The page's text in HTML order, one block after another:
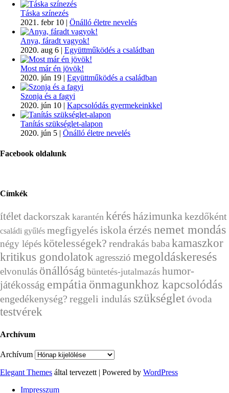
Táska színezés
2021. febr 10 | Önálló életre nevelés
Anya, fáradt vagyok!
2020. aug 6 | Együttműködés a családban
Most már én jövök!
2020. jún 19 | Együttműködés a családban
Szonja és a fagyi
2020. jún 10 | Kapcsolódás gyermekeinkkel
Tanítás szükséglet-alapon
2020. jún 5 | Önálló életre nevelés
Facebook oldalunk
Címkék
ítéletdackorszak karantén kérés házimunkakezdőként
családi gyűlés megfigyelés iskola érzés nemet mondás
négy lépéskötelességek? rendrakás babakamaszkor
kritikus gondolatokagresszió megoldáskeresés
elvonulás önállóság büntetés-jutalmazás humor-
játékosság empátia önmagunkhoz kapcsolódás
engedékenység? reggeli indulás szükségletóvoda
testvérek
Archívum
Archívum
Elegant Themes által tervezett | Powered by WordPress
Impresszum